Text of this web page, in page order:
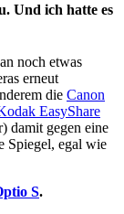
Und ich hatte es
noch etwas
erneut
die Canon
EasyShare
damit gegen eine
Spiegel, egal wie
S.